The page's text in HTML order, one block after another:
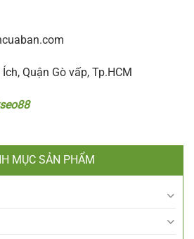
Quận Gò vấp, Tp.HCM
MỤC SẢN PHẨM